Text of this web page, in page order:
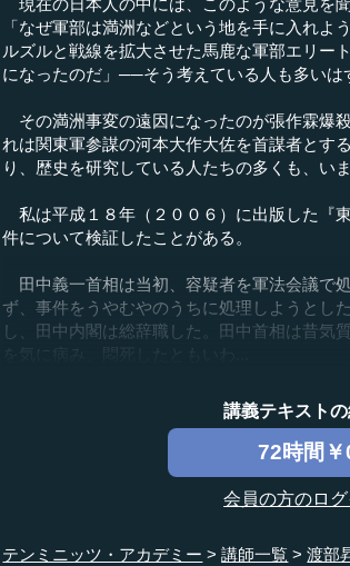
「なぜ軍部は満洲などという地を手に入れ
ルズルと戦線を拡大させた馬鹿な軍部エリー
になったのだ」──そう考えている人も多いは
その満洲事変の遠因になったのが張作霖爆
れは関東軍参謀の河本大作大佐を首謀者とす
り、歴史を研究している人たちの多くも、い
私は平成１８年（２００６）に出版した『
件について検証したことがある。
田中義一首相は当初、容疑者を軍法会議で
ず、事件をうやむやのうちに処理しようとし
し、田中内閣は総辞職した。田中首相は昔気
講義テキスト
72時間
会員の方のロ
テンミニッツ・アカデミー 講師一覧 渡部